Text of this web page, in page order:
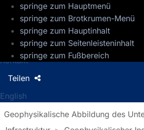
springe zum Hauptmenü
springe zum Brotkrumen-Menü
springe zum Hauptinhalt
springe zum Seitenleisteninhalt
springe zum Fußbereich
GFZ Helmholtz-
Presse
Jobs
Kontakt
English
Teilen
Geophysikalische Abbildung des